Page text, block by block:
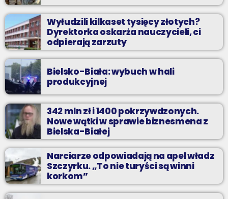
Wyłudzili kilkaset tysięcy złotych?
Dyrektorka oskarża nauczycieli, ci
odpierają zarzuty
Bielsko-Biała: wybuch w hali
produkcyjnej
342 mln zł i 1400 pokrzywdzonych.
Nowe wątki w sprawie biznesmena z
Bielska-Białej
Narciarze odpowiadają na apel władz
Szczyrku. „To nie turyści są winni
korkom”